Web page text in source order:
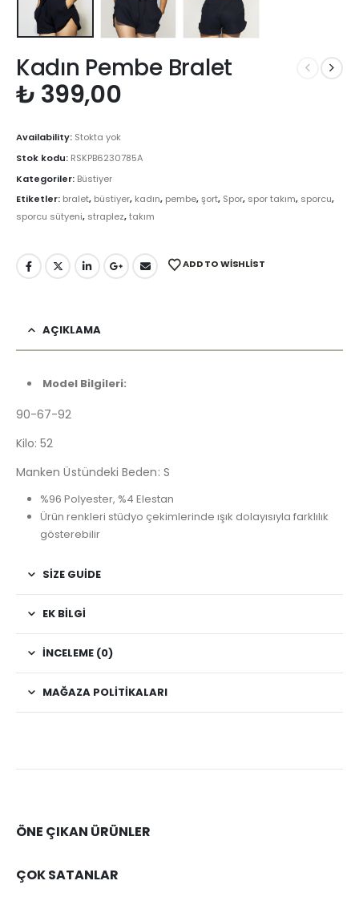
Kadın Pembe Bralet
₺ 399,00
Availability: Stokta yok
Stok kodu: RSKPB6230785A
Kategoriler: Büstiyer
Etiketler: bralet, büstiyer, kadın, pembe,şort, Spor, spor takım, sporcu,
sporcu sütyeni, straplez,takım
ADD TO WISHLIST
AÇIKLAMA
Model Bilgileri:
90-67-92
Kilo: 52
Manken Üstündeki Beden: S
%96 Polyester, %4 Elestan
Ürün renkleri stüdyo çekimlerinde ışık dolayısıyla farklılık
gösterebilir
SIZE GUIDE
EK BILGI
İNCELEME (0)
MAĞAZA POLITIKALARI
ÖNE ÇIKAN ÜRÜNLER
ÇOK SATANLAR